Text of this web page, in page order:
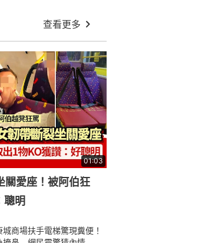
查看更多
01:03
關愛座！被阿伯狂
明
商場扶手電梯驚現糞便！